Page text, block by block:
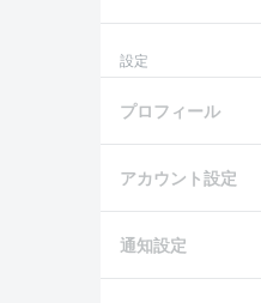
設定
プロフィール
アカウント設定
通知設定